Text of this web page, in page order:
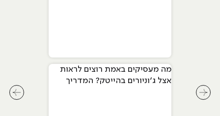
מה מעסיקים באמת רוצים לראות
אצל ג׳וניורים בהייטק? המדריך
לחץ לחץ לשיקופית קודמת בסליידר מאמרים